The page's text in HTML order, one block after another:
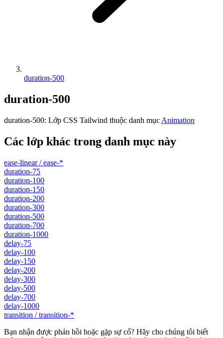
duration-500
duration-500
duration-500: Lớp CSS Tailwind thuộc danh mục Animation
Các lớp khác trong danh mục này
ease-linear / ease-*
duration-75
duration-100
duration-150
duration-200
duration-300
duration-500
duration-700
duration-1000
delay-75
delay-100
delay-150
delay-200
delay-300
delay-500
delay-700
delay-1000
transition / transition-*
Bạn nhận được phản hồi hoặc gặp sự cố? Hãy cho chúng tôi biết